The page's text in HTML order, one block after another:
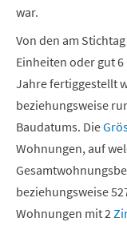
war.
Von den am
Einheiten oder gut
Jahre fertiggestellt
beziehungsweise
Baudatums. Die
Wohnungen, auf
beziehungsweise
Wohnungen mit 2